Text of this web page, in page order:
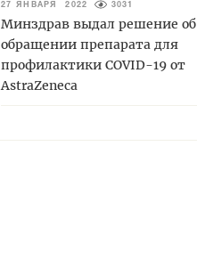
27 ЯНВАРЯ 2022 3031
Минздрав выдал решение об
обращении препарата для
профилактики COVID-19 от
AstraZeneca